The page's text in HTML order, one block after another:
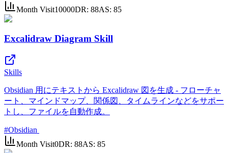
Month Visit10000DR: 88AS: 85
Excalidraw Diagram Skill
Skills
Obsidian 用にテキストから Excalidraw 図を生成 - フローチャ
ート、マインドマップ、関係図、タイムラインなどをサポー
トし、ファイルを自動作成。
#Obsidian
Month Visit0DR: 88AS: 85